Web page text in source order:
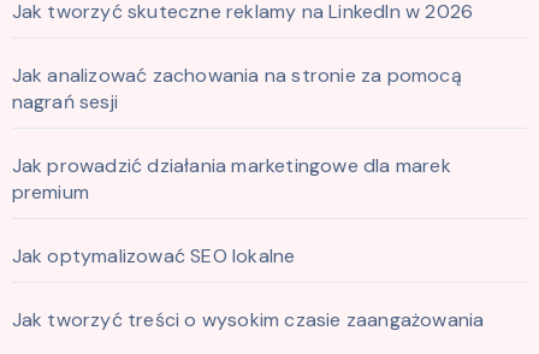
Jak tworzyć skuteczne reklamy na LinkedIn w 2026
Jak analizować zachowania na stronie za pomocą
nagrań sesji
Jak prowadzić działania marketingowe dla marek
premium
Jak optymalizować SEO lokalne
Jak tworzyć treści o wysokim czasie zaangażowania